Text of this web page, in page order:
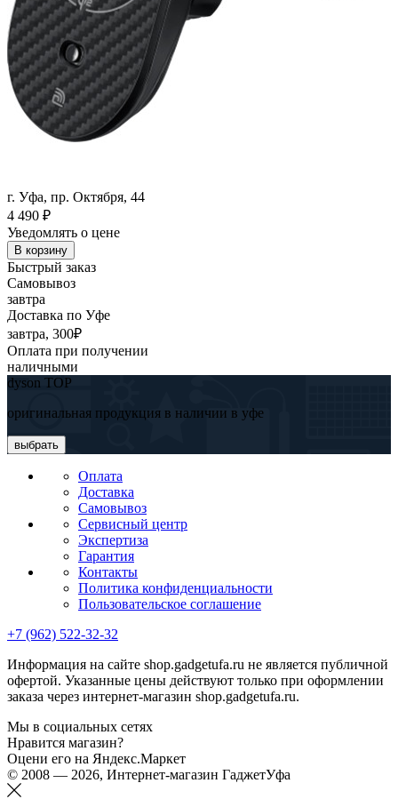
г. Уфа, пр. Октября, 44
4 490 ₽
Уведомлять о цене
В корзину
Быстрый заказ
Самовывоз
завтра
Доставка по Уфе
завтра, 300₽
Оплата при получении
наличными
dyson TOP
оригинальная продукция в наличии в уфе
выбрать
Оплата
Доставка
Самовывоз
Сервисный центр
Экспертиза
Гарантия
Контакты
Политика конфиденциальности
Пользовательское соглашение
+7 (962) 522-32-32
Информация на сайте shop.gadgetufa.ru не является публичной
офертой. Указанные цены действуют только при оформлении
заказа через интернет-магазин shop.gadgetufa.ru.
Мы в социальных сетях
Нравится магазин?
Оцени его на Яндекс.Маркет
© 2008 — 2026, Интернет-магазин ГаджетУфа